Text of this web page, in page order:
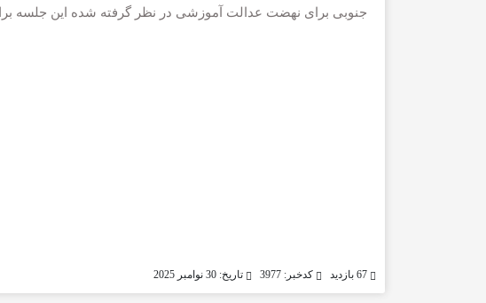
جنوبی برای نهضت عدالت آموزشی در نظر گرفته شده این جلسه
کدخبر: 3977 تاریخ: 30 نوامبر 2025